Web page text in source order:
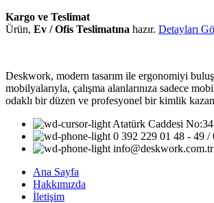
Kargo ve Teslimat
Ürün, Ev / Ofis Teslimatına hazır. Detayları
Deskwork, modern tasarım ile ergonomiyi
mobilyalarıyla, çalışma alanlarınıza sadece
odaklı bir düzen ve profesyonel bir kimlik
Atatürk Caddesi
0 392 229 01 48 - 49 /
info@deskwork.com.tr
Ana Sayfa
Hakkımızda
İletişim